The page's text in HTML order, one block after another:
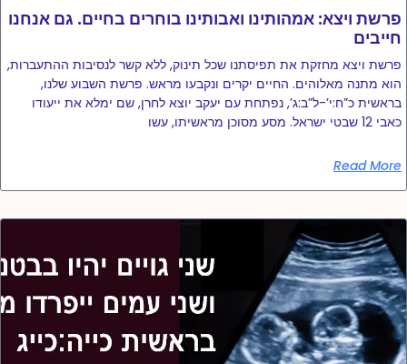
פרשת ויצא: אמהותינו ואבותינו בוחרים בחיים. גם אנחנו
חייבים
פרשת ויצא מחזקת את תפיסתנו שכל תינוק, ללא קשר לנסיבות ההתעברות,
הוא מתנה מאלוהים. החיים יקרים ונקבעו מראש. פרשת השבוע שלנו,
בראשית כ”ח:י’-ל”ב:ג’, נפתחת עם יעקב יוצא לחרן, שם ימלא את ייעודו
כאבי 12 שבטי ישראל. מסע מסוכן מראשיתו, עשו
Read More